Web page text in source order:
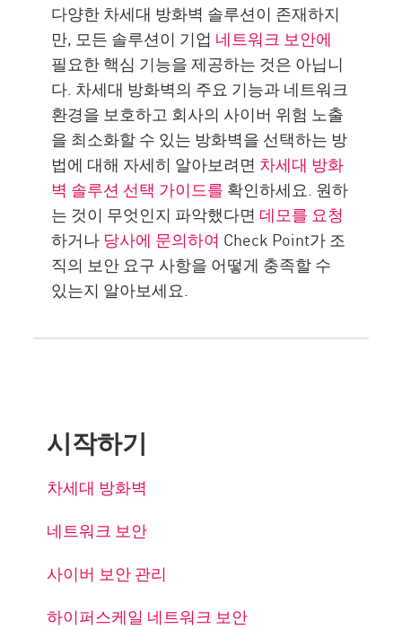
다양한 차세대 방화벽 솔루션이 존재하지
만, 모든 솔루션이 기업 네트워크 보안에
필요한 핵심 기능을 제공하는 것은 아닙니
다. 차세대 방화벽의 주요 기능과 네트워크
환경을 보호하고 회사의 사이버 위험 노출
을 최소화할 수 있는 방화벽을 선택하는 방
법에 대해 자세히 알아보려면 차세대 방화
벽 솔루션 선택 가이드를 확인하세요. 원하
는 것이 무엇인지 파악했다면 데모를 요청
하거나 당사에 문의하여 Check Point가 조
직의 보안 요구 사항을 어떻게 충족할 수
있는지 알아보세요.
시작하기
차세대 방화벽
네트워크 보안
사이버 보안 관리
하이퍼스케일 네트워크 보안